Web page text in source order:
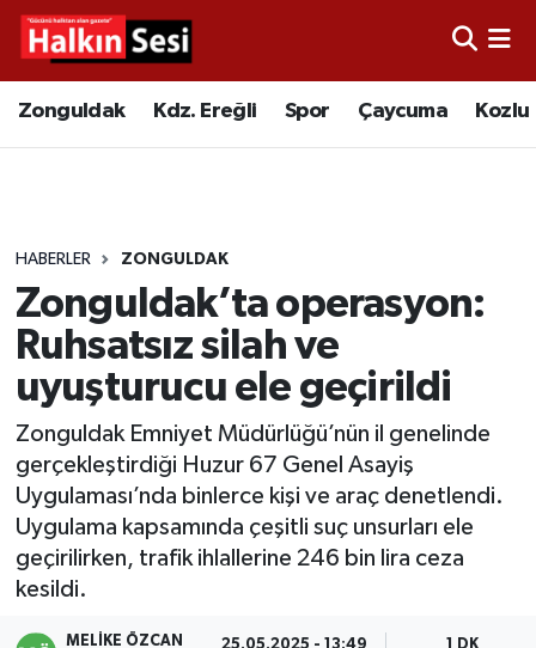
Zonguldak Kdz. Ereğli Spor Çaycuma Kozlu
HABERLER ZONGULDAK
Zonguldak’ta operasyon:
Ruhsatsız silah ve
uyuşturucu ele geçirildi
Zonguldak Emniyet Müdürlüğü’nün il genelinde
gerçekleştirdiği Huzur 67 Genel Asayiş
Uygulaması’nda binlerce kişi ve araç denetlendi.
Uygulama kapsamında çeşitli suç unsurları ele
geçirilirken, trafik ihlallerine 246 bin lira ceza
kesildi.
MELIKE ÖZCAN 25.05.2025 - 13:49 1 DK
Video
Çaycuma
Alaplı
Asayiş
Bartın
Karabük
Devrek
Bolu
Merkez Hava Durumu
Tüm Manşetler
Son Dakika Haberleri
Haber Arşivi